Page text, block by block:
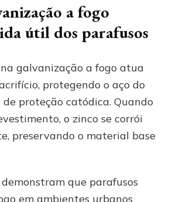
a fogo
útil dos parafusos
galvanização a fogo atua
protegendo o aço do
proteção catódica. Quando
o zinco se corrói
preservando o material base
que parafusos
em ambientes urbanos